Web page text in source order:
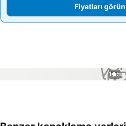
Fiyatları
Fiyatları görün
1 / 5